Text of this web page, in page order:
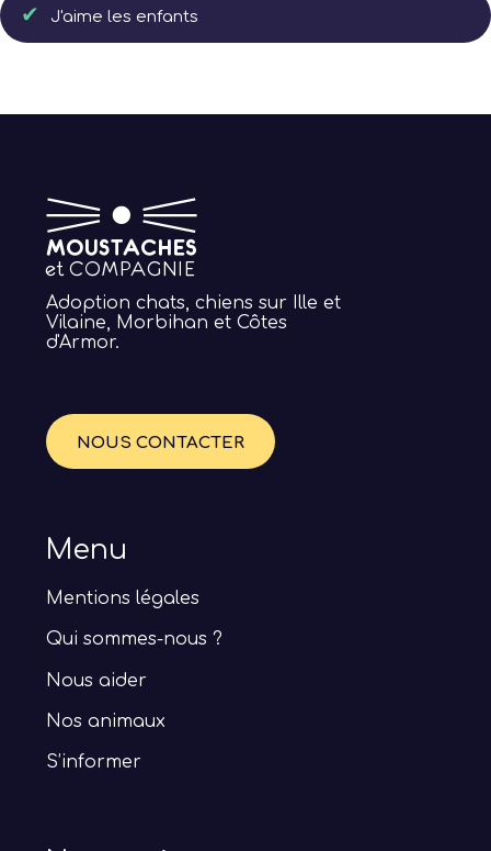
J'aime les enfants
Adoption chats, chiens sur Ille et
Vilaine, Morbihan et Côtes
d'Armor.
NOUS CONTACTER
Menu
Mentions légales
Qui sommes-nous ?
Nous aider
Nos animaux
S’informer